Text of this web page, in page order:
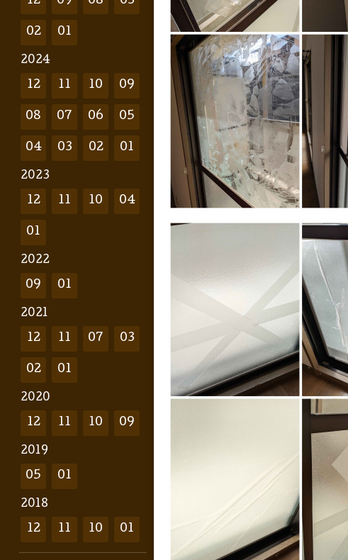
02 01
2024
12 11 10 09
08 07 06 05
04 03 02 01
2023
12 11 10 04
01
2022
09 01
2021
12 11 07 03
02 01
2020
12 11 10 09
2019
05 01
2018
12 11 10 01